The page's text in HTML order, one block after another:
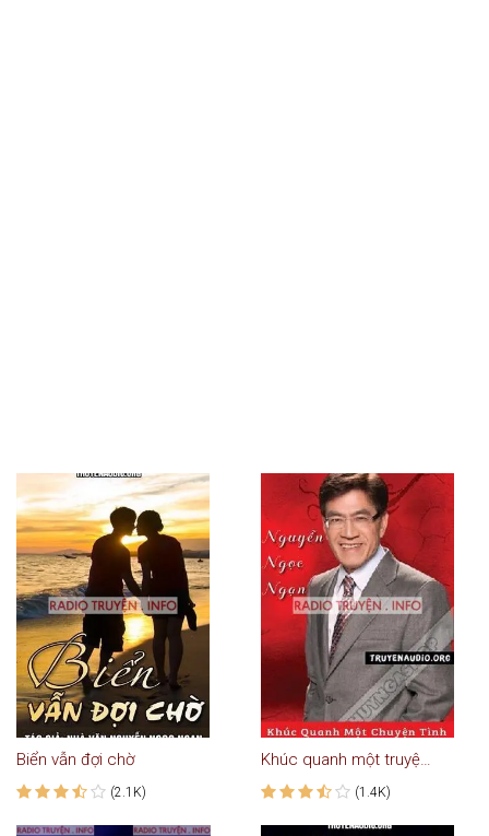
Biển vẫn đợi chờ
(2.1K)
Khúc quanh một truyện tình
(1.4K)